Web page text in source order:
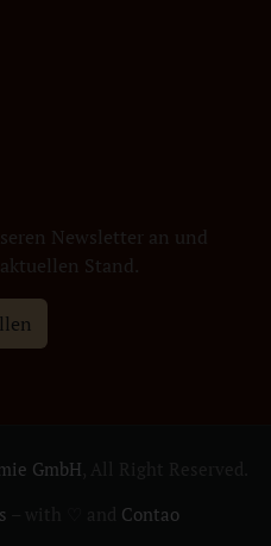
Newsletter an und
Stand.
GmbH
Contao